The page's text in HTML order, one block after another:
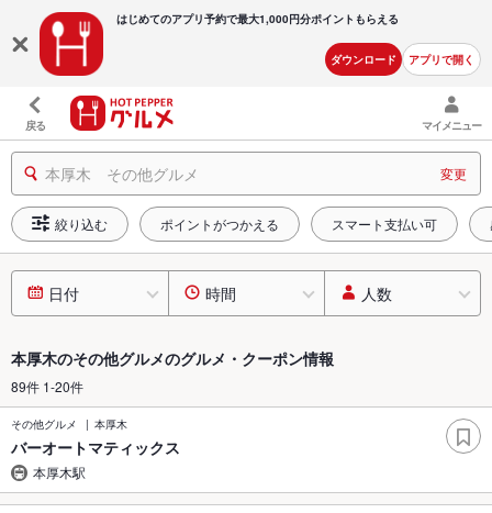
はじめてのアプリ予約で最大1,000円分ポイントもらえる
ダウンロード アプリで開く
戻る マイメニュー
本厚木 その他グルメ 変更
絞り込む ポイントがつかえる スマート支払い可
日付 時間 人数
本厚木のその他グルメのグルメ・クーポン情報
89件 1-20件
その他グルメ 本厚木
バーオートマティックス
本厚木駅